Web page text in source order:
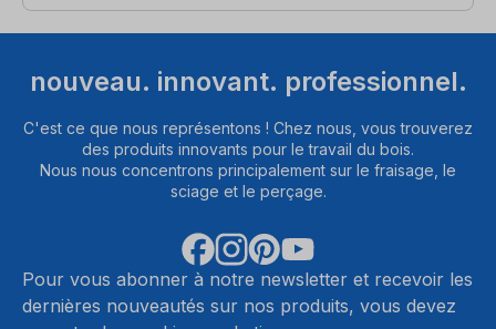
nouveau. innovant. professionnel.
C'est ce que nous représentons ! Chez nous, vous trouverez
des produits innovants pour le travail du bois.
Nous nous concentrons principalement sur le fraisage, le
sciage et le perçage.
Pour vous abonner à notre newsletter et recevoir les
dernières nouveautés sur nos produits, vous devez